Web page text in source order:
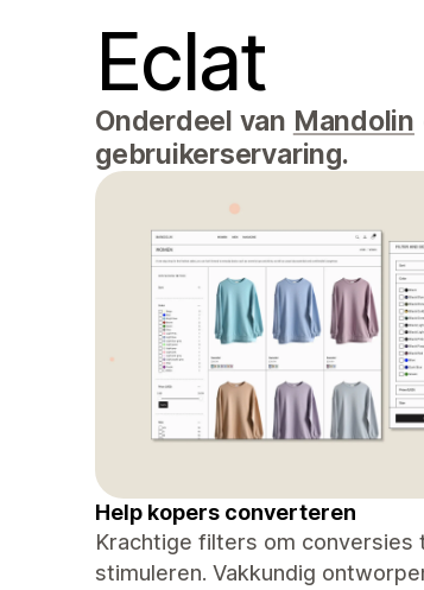
Eclat
Onderdeel van Mandolin
gebruikerservaring.
Help kopers converteren
Krachtige filters om conversies
stimuleren. Vakkundig